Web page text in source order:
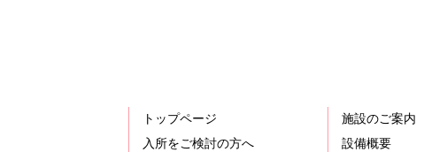
トップページ
入所をご検討の方へ
施設のご案内
設備概要